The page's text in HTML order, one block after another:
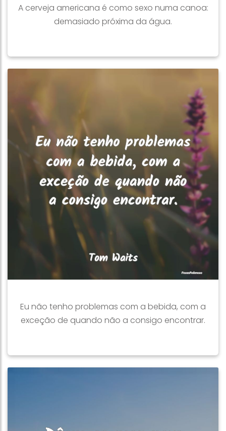
A cerveja americana é como sexo numa canoa:
demasiado próxima da água.
Eu não tenho problemas com a bebida, com a
exceção de quando não a consigo encontrar.